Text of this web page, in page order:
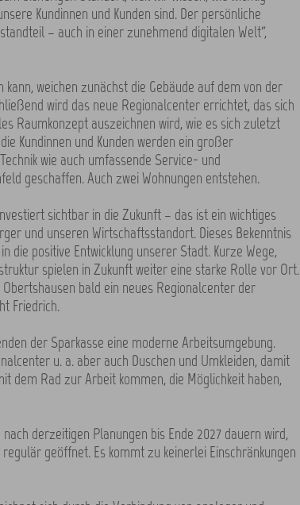
Kundinnen und Kunden sind. Der persönliche
– auch in einer zunehmend digitalen Welt“,
weichen zunächst die Gebäude auf dem von der
wird das neue Regionalcenter errichtet, das sich
Raumkonzept auszeichnen wird, wie es sich zuletzt
Kundinnen und Kunden werden ein großer
wie auch umfassende Service- und
geschaffen. Auch zwei Wohnungen entstehen.
sichtbar in die Zukunft – das ist ein wichtiges
und unseren Wirtschaftsstandort. Dieses Bekenntnis
die positive Entwicklung unserer Stadt. Kurze Wege,
spielen in Zukunft weiter eine starke Rolle vor Ort.
bald ein neues Regionalcenter der
Friedrich.
der Sparkasse eine moderne Arbeitsumgebung.
u. a. aber auch Duschen und Umkleiden, damit
dem Rad zur Arbeit kommen, die Möglichkeit haben,
derzeitigen Planungen bis Ende 2027 dauern wird,
geöffnet. Es kommt zu keinerlei Einschränkungen